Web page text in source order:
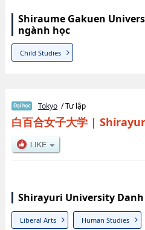
Shiraume Gakuen
ngành học
Child Studies
Tokyo / Tư lập
白百合女子大学|
Shirayuri University
Liberal Arts Human Studies